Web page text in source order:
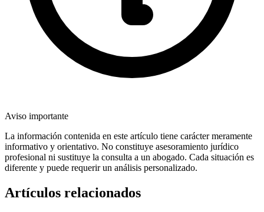
Aviso importante
La información contenida en este artículo tiene carácter meramente
informativo y orientativo. No constituye asesoramiento jurídico
profesional ni sustituye la consulta a un abogado. Cada situación es
diferente y puede requerir un análisis personalizado.
Artículos relacionados